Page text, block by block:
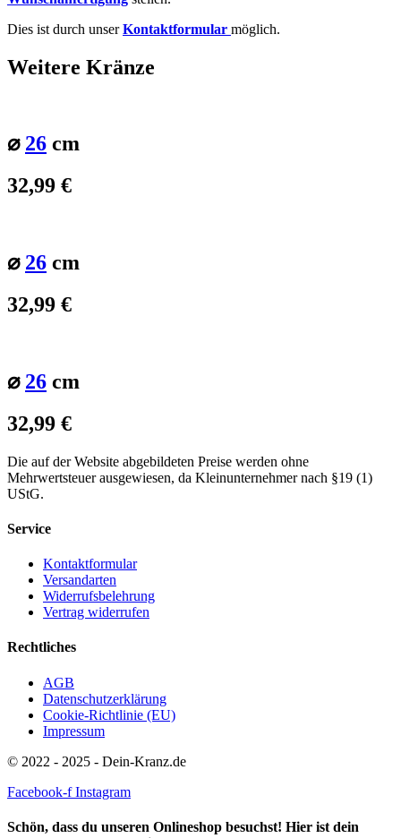
Dies ist durch unserKontaktformular möglich.
Weitere Kränze
⌀ 26 cm
32,99 €
⌀ 26 cm
32,99 €
⌀ 26 cm
32,99 €
Die auf der Website abgebildeten Preise werden ohne
Mehrwertsteuer ausgewiesen, da Kleinunternehmer nach §19 (1)
UStG.
Service
Kontaktformular
Versandarten
Widerrufsbelehrung
Vertrag widerrufen
Rechtliches
AGB
Datenschutzerklärung
Cookie-Richtlinie (EU)
Impressum
© 2022 - 2025 - Dein-Kranz.de
Facebook-f Instagram
Schön, dass du unseren Onlineshop besuchst! Hier ist dein